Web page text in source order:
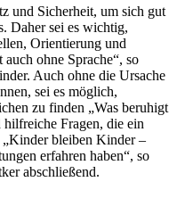
und Sicherheit, um sich gut
Daher sei es wichtig,
Orientierung und
ohne Sprache“, so
Auch ohne die Ursache
sei es möglich,
zu finden „Was beruhigt
Fragen, die ein
bleiben Kinder –
erfahren haben“, so
abschließend.